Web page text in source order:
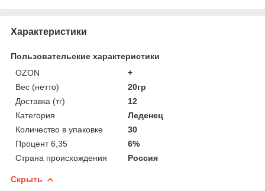
Характеристики
Пользовательские характеристики
OZON
+
Вес (нетто)
20гр
Доставка (тг)
12
Категория
Леденец
Количество в упаковке
30
Процент 6,35
6%
Страна происхождения
Россия
Скрыть